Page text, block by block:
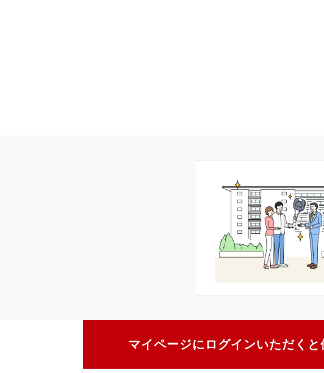
マイページにログインいただく